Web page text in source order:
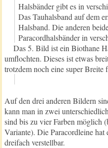
Halsbänder gibt es in
Das Tauhalsband auf dem
Halsband. Die anderen
Paracordhalsbänder in
Das 5. Bild ist ein
umflochten. Dieses ist etwas
trotzdem noch eine super Breite
Auf den drei anderen Bildern
kann man in zwei
sind bis zu vier Farben möglich
Variante). Die Paracordleine
dreifach verstellbar.